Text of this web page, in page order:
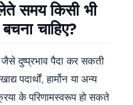
समय किसी भी
चाहिए?
दुष्प्रभाव पैदा कर सकती
पदार्थों, हार्मोन या अन्य
के परिणामस्वरूप हो सकते